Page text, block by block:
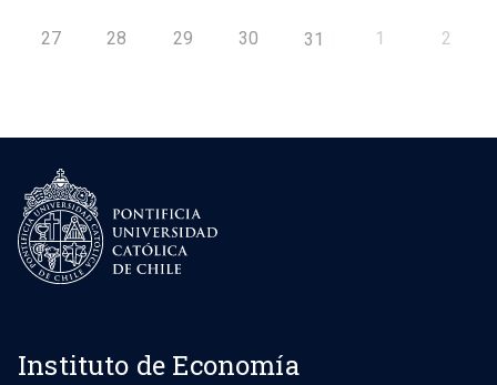
27 28 29 30 31 1 2
Instituto de Economía